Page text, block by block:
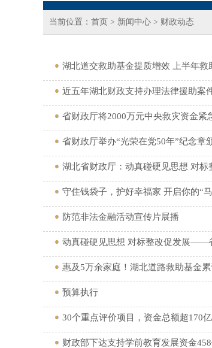
当前位置： 首页 > 新闻中心 > 财政动态
湖北道交救助基金提质增效 上半年救
近五年湖北财政支持办理法律援助案
省财政厅将2000万元中央救灾资金紧
省财政厅举办“光荣在党50年”纪念章
湖北省财政厅：动真碰硬见思想 对标
守住钱袋子，护好幸福家 开启你的“
防范非法金融活动宣传片展播
动真碰硬见思想 对标整改促发展——
惠及5万余家庭！湖北道路救助基金
预算执行
30个重点评价项目，资金总额超170
财政部下达支持学前教育发展资金